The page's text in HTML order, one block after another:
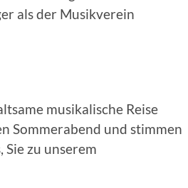
als der Musikverein
musikalische Reise
Sommerabend und stimmen
zu unserem